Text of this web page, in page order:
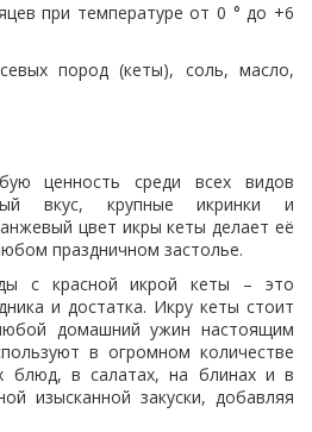
при температуре от 0 ° до +6
пород (кеты), соль, масло,
ценность среди всех видов
вкус, крупные икринки и
цвет икры кеты делает её
праздничном застолье.
с красной икрой кеты – это
и достатка. Икру кеты стоит
домашний ужин настоящим
в огромном количестве
блюд, в салатах, на блинах и в
изысканной закуски, добавляя